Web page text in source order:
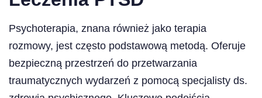
Psychoterapia, znana również jako terapia
rozmowy, jest często podstawową metodą. Oferuje
bezpieczną przestrzeń do przetwarzania
traumatycznych wydarzeń z pomocą specjalisty ds.